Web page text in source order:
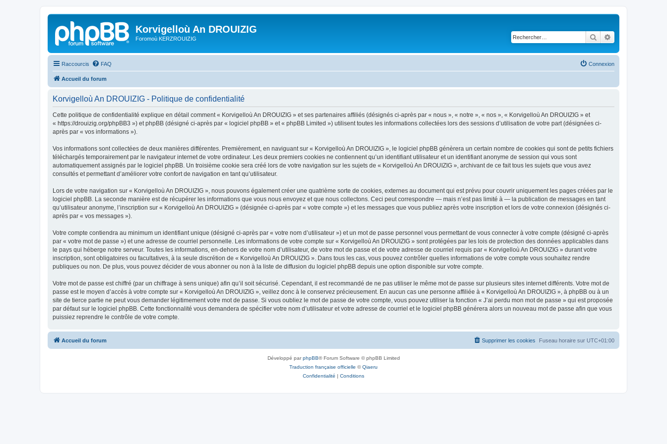
Korvigelloù An DROUIZIG
Foromoù KERZROUIZIG Rechercher
Raccourcis FAQ Connexion
Accueil du forum
Korvigelloù An DROUIZIG - Politique de confidentialité
Cette politique de confidentialité explique en détail comment « Korvigelloù An DROUIZIG » et ses partenaires affiliés (désignés ci-après par « nous », « notre », « nos », « Korvigelloù An DROUIZIG » et
« https://drouizig.org/phpBB3 ») et phpBB (désigné ci-après par « logiciel phpBB » et « phpBB Limited ») utilisent toutes les informations collectées lors des sessions d’utilisation de votre part (désignées ci-
après par « vos informations »).
Vos informations sont collectées de deux manières différentes. Premièrement, en naviguant sur « Korvigelloù An DROUIZIG », le logiciel phpBB génèrera un certain nombre de cookies qui sont de petits fichiers
téléchargés temporairement par le navigateur internet de votre ordinateur. Les deux premiers cookies ne contiennent qu’un identifiant utilisateur et un identifiant anonyme de session qui vous sont
automatiquement assignés par le logiciel phpBB. Un troisième cookie sera créé lors de votre navigation sur les sujets de « Korvigelloù An DROUIZIG », archivant de ce fait tous les sujets que vous avez
consultés et permettant d’améliorer votre confort de navigation en tant qu’utilisateur.
Lors de votre navigation sur « Korvigelloù An DROUIZIG », nous pouvons également créer une quatrième sorte de cookies, externes au document qui est prévu pour couvrir uniquement les pages créées par le
logiciel phpBB. La seconde manière est de récupérer les informations que vous nous envoyez et que nous collectons. Ceci peut correspondre — mais n’est pas limité à — la publication de messages en tant
qu’utilisateur anonyme, l’inscription sur « Korvigelloù An DROUIZIG » (désignée ci-après par « votre compte ») et les messages que vous publiez après votre inscription et lors de votre connexion (désignés ci-
après par « vos messages »).
Votre compte contiendra au minimum un identifiant unique (désigné ci-après par « votre nom d’utilisateur ») et un mot de passe personnel vous permettant de vous connecter à votre compte (désigné ci-après
par « votre mot de passe ») et une adresse de courriel personnelle. Les informations de votre compte sur « Korvigelloù An DROUIZIG » sont protégées par les lois de protection des données applicables dans
le pays qui héberge notre serveur. Toutes les informations, en-dehors de votre nom d’utilisateur, de votre mot de passe et de votre adresse de courriel requis par « Korvigelloù An DROUIZIG » durant votre
inscription, sont obligatoires ou facultatives, à la seule discrétion de « Korvigelloù An DROUIZIG ». Dans tous les cas, vous pouvez contrôler quelles informations de votre compte vous souhaitez rendre
publiques ou non. De plus, vous pouvez décider de vous abonner ou non à la liste de diffusion du logiciel phpBB depuis une option disponible sur votre compte.
Votre mot de passe est chiffré (par un chiffrage à sens unique) afin qu’il soit sécurisé. Cependant, il est recommandé de ne pas utiliser le même mot de passe sur plusieurs sites internet différents. Votre mot de
passe est le moyen d’accès à votre compte sur « Korvigelloù An DROUIZIG », veillez donc à le conservez précieusement. En aucun cas une personne affiliée à « Korvigelloù An DROUIZIG », à phpBB ou à un
site de tierce partie ne peut vous demander légitimement votre mot de passe. Si vous oubliez le mot de passe de votre compte, vous pouvez utiliser la fonction « J’ai perdu mon mot de passe » qui est proposée
par défaut sur le logiciel phpBB. Cette fonctionnalité vous demandera de spécifier votre nom d’utilisateur et votre adresse de courriel et le logiciel phpBB générera alors un nouveau mot de passe afin que vous
puissiez reprendre le contrôle de votre compte.
Accueil du forum Fuseau horaire sur UTC+01:00
Supprimer les cookies
Développé parphpBB® Forum Software © phpBB Limited
Traduction française officielle ©Qiaeru
Confidentialité | Conditions